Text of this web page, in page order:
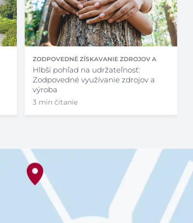
ZODPOVEDNÉ ZÍSKAVANIE ZDROJOV A
VÝROBA
Hlbší pohľad na udržateľnosť:
Zodpovedné využívanie zdrojov a
výroba
3 min čítanie